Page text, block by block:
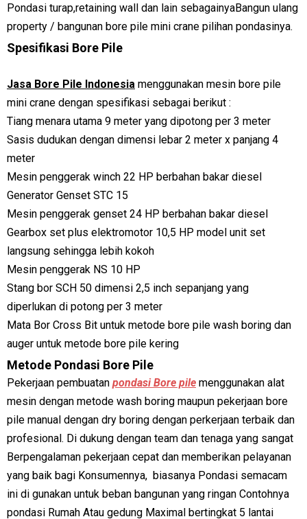
Pondasi turap,retaining wall dan lain sebagainyaBangun ulang
property / bangunan bore pile mini crane pilihan pondasinya.
Spesifikasi Bore Pile
Jasa Bore Pile Indonesia menggunakan mesin bore pile
mini crane dengan spesifikasi sebagai berikut :
Tiang menara utama 9 meter yang dipotong per 3 meter
Sasis dudukan dengan dimensi lebar 2 meter x panjang 4
meter
Mesin penggerak winch 22 HP berbahan bakar diesel
Generator Genset STC 15
Mesin penggerak genset 24 HP berbahan bakar diesel
Gearbox set plus elektromotor 10,5 HP model unit set
langsung sehingga lebih kokoh
Mesin penggerak NS 10 HP
Stang bor SCH 50 dimensi 2,5 inch sepanjang yang
diperlukan di potong per 3 meter
Mata Bor Cross Bit untuk metode bore pile wash boring dan
auger untuk metode bore pile kering
Metode Pondasi Bore Pile
Pekerjaan pembuatan pondasi Bore pile menggunakan alat
mesin dengan metode wash boring maupun pekerjaan bore
pile manual dengan dry boring dengan perkerjaan terbaik dan
profesional. Di dukung dengan team dan tenaga yang sangat
Berpengalaman pekerjaan cepat dan memberikan pelayanan
yang baik bagi Konsumennya, biasanya Pondasi semacam
ini di gunakan untuk beban bangunan yang ringan Contohnya
pondasi Rumah Atau gedung Maximal bertingkat 5 lantai